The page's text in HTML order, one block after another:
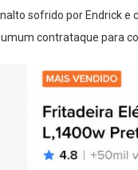
sofrido por Endrick e
contrataque para